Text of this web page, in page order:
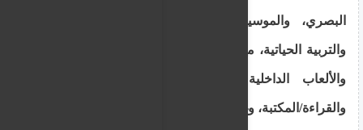
البصري، والموسيقى، والمسرح، والتربية البدنية،
والتربية الحياتية، مع مواضيع مُرتبطة بموسم الصيف،
والألعاب الداخلية والخارجية، ومسرح العرائس،
والقراءة/المكتبة، وغيرها.